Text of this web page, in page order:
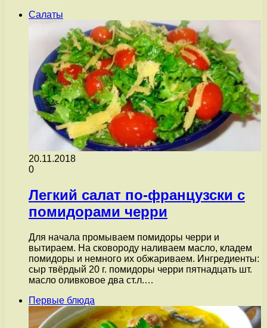
Салаты
20.11.2018
0
Легкий салат по-французски с
помидорами черри
Для начала промываем помидоры черри и
вытираем. На сковороду наливаем масло, кладем
помидоры и немного их обжариваем. Ингредиенты:
сыр твёрдый 20 г. помидоры черри пятнадцать шт.
масло оливковое два ст.л.…
Первые блюда